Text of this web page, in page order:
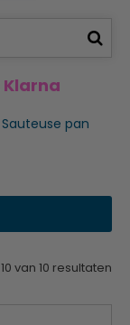
Klarna
Sauteuse pan
10 van 10 resultaten